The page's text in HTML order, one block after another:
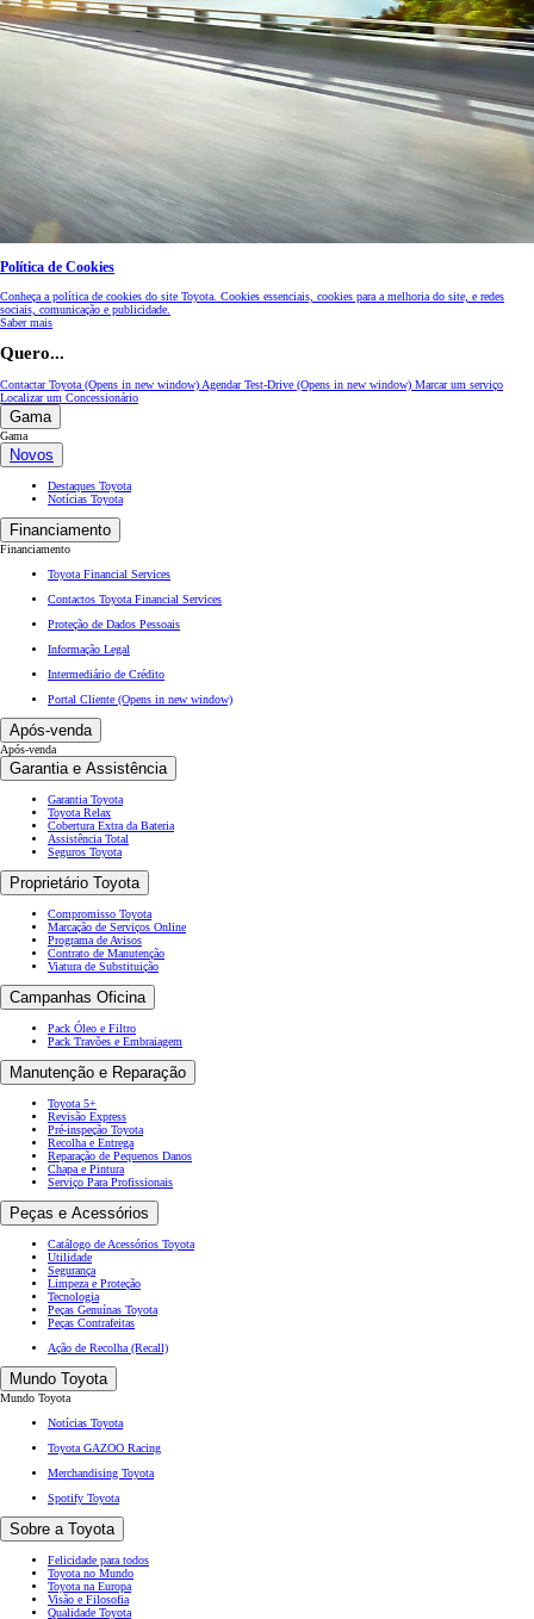
Política de Cookies
Conheça a política de cookies do site Toyota. Cookies essenciais, cookies para a melhoria do site, e redes
sociais, comunicação e publicidade.
Saber mais
Quero...
Contactar Toyota(Opens in new window)Agendar Test-Drive (Opens in new window) Marcar um serviço
Localizar um Concessionário
Gama
Gama
Novos
Destaques Toyota
Notícias Toyota
Financiamento
Financiamento
Toyota Financial Services
Contactos Toyota Financial Services
Proteção de Dados Pessoais
Informação Legal
Intermediário de Crédito
Portal Cliente (Opens in new window)
Após-venda
Após-venda
Garantia e Assistência
Garantia Toyota
Toyota Relax
Cobertura Extra da Bateria
Assistência Total
Seguros Toyota
Proprietário Toyota
Compromisso Toyota
Marcação de Serviços Online
Programa de Avisos
Contrato de Manutenção
Viatura de Substituição
Campanhas Oficina
Pack Óleo e Filtro
Pack Travões e Embraiagem
Manutenção e Reparação
Toyota 5+
Revisão Express
Pré-inspeção Toyota
Recolha e Entrega
Reparação de Pequenos Danos
Chapa e Pintura
Serviço Para Profissionais
Peças e Acessórios
Catálogo de Acessórios Toyota
Utilidade
Segurança
Limpeza e Proteção
Tecnologia
Peças Genuínas Toyota
Peças Contrafeitas
Ação de Recolha (Recall)
Mundo Toyota
Mundo Toyota
Notícias Toyota
Toyota GAZOO Racing
Merchandising Toyota
Spotify Toyota
Sobre a Toyota
Felicidade para todos
Toyota no Mundo
Toyota na Europa
Visão e Filosofia
Qualidade Toyota